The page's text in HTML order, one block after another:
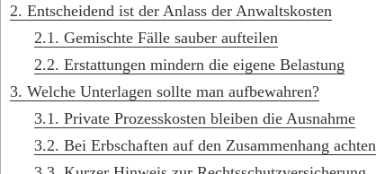
2. Entscheidend ist der Anlass der Anwaltskosten
2.1. Gemischte Fälle sauber aufteilen
2.2. Erstattungen mindern die eigene Belastung
3. Welche Unterlagen sollte man aufbewahren?
3.1. Private Prozesskosten bleiben die Ausnahme
3.2. Bei Erbschaften auf den Zusammenhang achten